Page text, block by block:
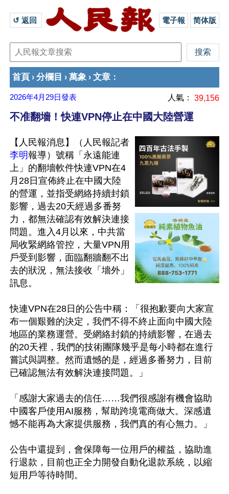
↺ 返回 電子報 简体版
首頁 › 分欄目 › 萬象 › 文章 ：
2026年4月29日發表 人氣： 39,156
不准翻墻！快連VPN停止在中國大陸營運
【人民報消息】（人民報記者
李明報導）號稱「永遠能連
上」的翻墻軟件快連VPN在4
月28日宣佈終止在中國大陸
的營運，並指受網絡持續封鎖
影響，過去20天經過多番努
力，都無法確認有效解決連接
問題。進入4月以來，中共當
局收緊網絡管控，大量VPN用
戶受到影響，面臨翻牆翻不出
去的狀況，無法接收「墻外」
訊息。
快連VPN在28日的公告中稱：「很抱歉要向大家宣
布一個艱難的決定，我們不得不終止面向中國大陸
地區的業務運營。受網絡封鎖的持續影響，在過去
的20天裡，我們的技術團隊幾乎是每小時都在進行
嘗試與調整。然而遺憾的是，經過多番努力，目前
已確認無法有效解決連接問題。」
「感謝大家過去的信任……我們很感謝有機會協助
中國客戶使用AI服務，幫助跨境電商做大。深感遺
憾不能再為大家提供服務，我們真的有心無力。」
公告中還提到，會保障每一位用戶的權益，協助進
行退款，目前也正全力開發自動化退款系統，以縮
短用戶等待時間。